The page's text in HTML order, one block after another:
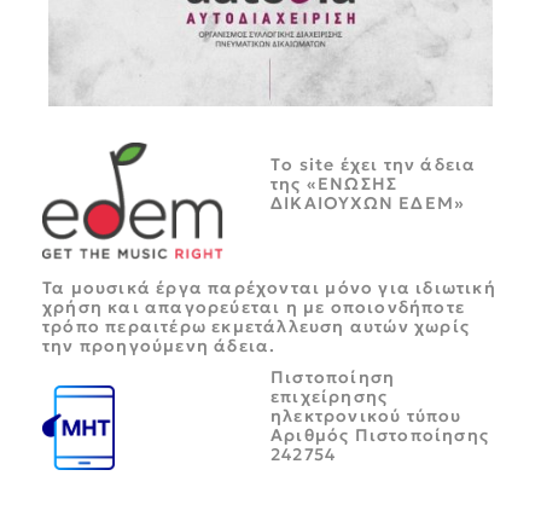
Tο site έχει την άδεια
της «ΕΝΩΣΗΣ
ΔΙΚΑΙΟΥΧΩΝ ΕΔΕΜ»
Τα μουσικά έργα παρέχονται μόνο για ιδιωτική
χρήση και απαγορεύεται η με οποιονδήποτε
τρόπο περαιτέρω εκμετάλλευση αυτών χωρίς
την προηγούμενη άδεια.
Πιστοποίηση
επιχείρησης
ηλεκτρονικού τύπου
Αριθμός Πιστοποίησης
242754